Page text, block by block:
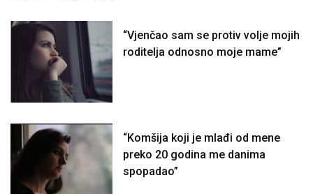
“Vjenčao sam se protiv volje mojih
roditelja odnosno moje mame”
“Komšija koji je mlađi od mene
preko 20 godina me danima
spopadao”